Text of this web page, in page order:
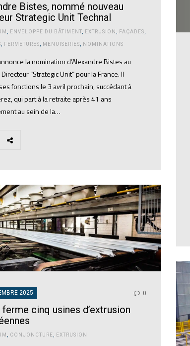
Bistes, nommé nouveau
Strategic Unit Technal
, ENVELOPPE DU BÂTIMENT, EXTRUSION , FAÇADES,
, FERMETURES, MENUISERIES, NOMINATIONS
la nomination d’Alexandre Bistes au
“Strategic Unit” pour la France. Il
fonctions le 3 avril prochain, succédant à
qui part à la retraite après 41 ans
au sein de la…
2025 0
cinq usines d’extrusion
CONJONCTURE EXTRUSION